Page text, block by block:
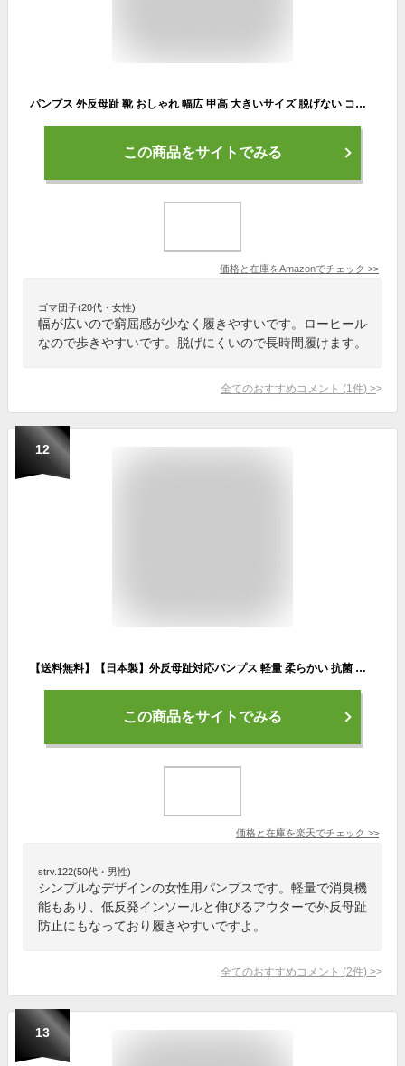
パンプス 外反母趾 靴 おしゃれ 幅広 甲高 大きいサイズ 脱げない コンフォート歩きやすい 長時間 疲れない 痛くないローヒール ぺたんこ フラットシューズ 牛革 本革 通勤 婦人靴 レディース 靴 春 夏 秋
この商品をサイトでみる
価格と在庫をAmazonでチェック >>
ゴマ団子(20代・女性)
幅が広いので窮屈感が少なく履きやすいです。ローヒール
なので歩きやすいです。脱げにくいので長時間履けます。
全てのおすすめコメント (1 件) >
12
【送料無料】【日本製】外反母趾対応パンプス 軽量 柔らかい 抗菌 防臭 冠婚葬祭 伸びる 痛くない ストレッチ カジュアル ウェッジソール 低反発 クッションインソール ソフトな履き心地 大きいサイズ 25.0cm 25.5cm Ark-Shoes アークシューズ nm-5516 [lowheel]
この商品をサイトでみる
価格と在庫を楽天でチェック >>
strv.122(50代・男性)
シンプルなデザインの女性用パンプスです。軽量で消臭機
能もあり、低反発インソールと伸びるアウターで外反母趾
防止にもなっており履きやすいですよ。
全てのおすすめコメント (2件) >
13